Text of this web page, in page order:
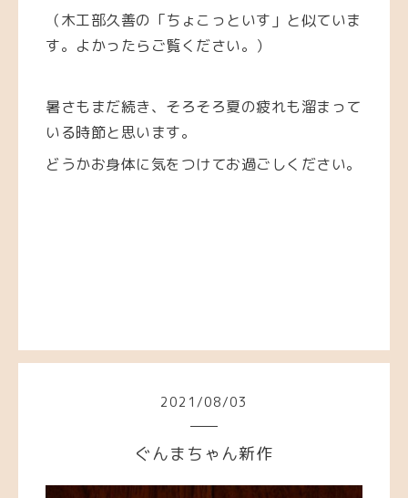
（木工部久善の「ちょこっといす」と似ていま
す。よかったらご覧ください。）
暑さもまだ続き、そろそろ夏の疲れも溜まって
いる時節と思います。
どうかお身体に気をつけてお過ごしください。
2021 /08/03
ぐんまちゃん新作